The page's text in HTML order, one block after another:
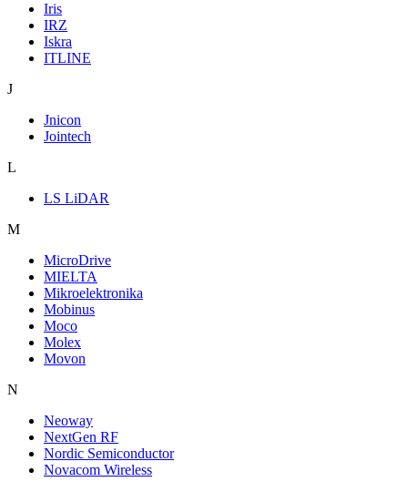
Iris
IRZ
Iskra
ITLINE
J
Jnicon
Jointech
L
LS LiDAR
M
MicroDrive
MIELTA
Mikroelektronika
Mobinus
Moco
Molex
Movon
N
Neoway
NextGen RF
Nordic Semiconductor
Novacom Wireless